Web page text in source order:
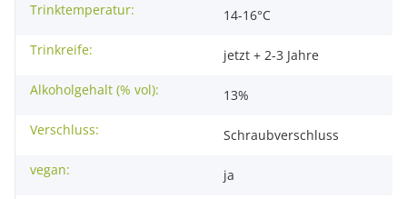
Trinktemperatur:
14-16°C
Trinkreife:
jetzt + 2-3 Jahre
Alkoholgehalt (% vol):
13%
Verschluss:
Schraubverschluss
vegan:
ja